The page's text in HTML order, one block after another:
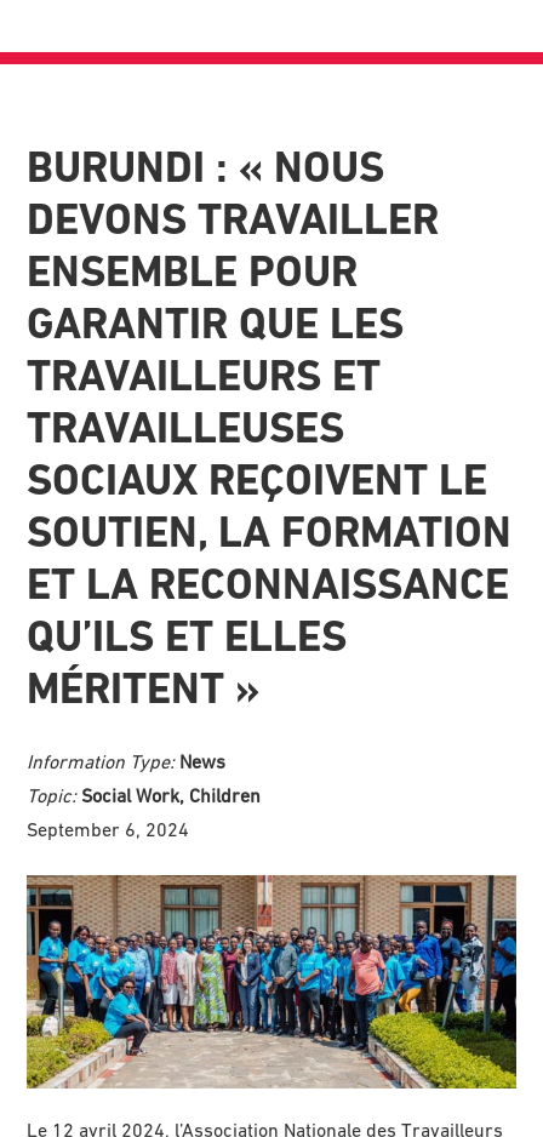
BURUNDI : « NOUS
DEVONS TRAVAILLER
ENSEMBLE POUR
GARANTIR QUE LES
TRAVAILLEURS ET
TRAVAILLEUSES
SOCIAUX REÇOIVENT LE
SOUTIEN, LA FORMATION
ET LA RECONNAISSANCE
QU’ILS ET ELLES
MÉRITENT »
Information Type: News
Topic: Social Work, Children
September 6, 2024
Le 12 avril 2024, l’Association Nationale des Travailleurs